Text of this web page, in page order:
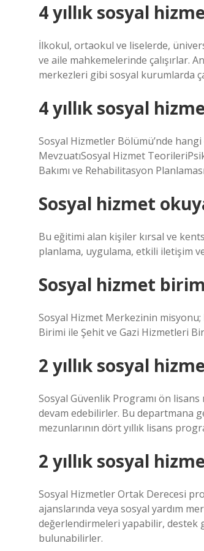
4 yıllık sosyal
İlkokul, ortaokul ve liselerde,
ve aile mahkemelerinde çalışırlar.
merkezleri gibi sosyal kurumlarda
4 yıllık sosyal
Sosyal Hizmetler Bölümü’nde
MevzuatıSosyal Hizmet
Bakımı ve Rehabilitasyon
Sosyal hizmet
Bu eğitimi alan kişiler kırsal ve
planlama, uygulama, etkili iletişim
Sosyal hizmet
Sosyal Hizmet Merkezinin
Birimi ile Şehit ve Gazi Hizmetleri
2 yıllık sosyal
Sosyal Güvenlik Programı ön
devam edebilirler. Bu departmana
mezunlarının dört yıllık lisans
2 yıllık sosyal
Sosyal Hizmetler Ortak Derecesi
ajanslarında veya sosyal yardım
değerlendirmeleri yapabilir, destek
bulunabilirler.